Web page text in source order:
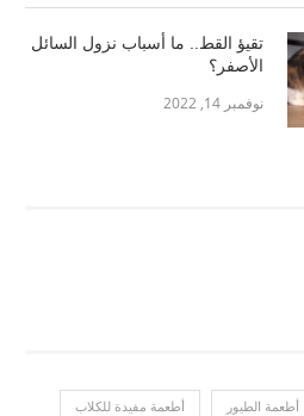
تقيؤ القط.. ما أسباب نزول السائل
الأصفر؟
نوفمبر 14, 2022
أطعمة الطيور أطعمة مفيدة للكلاب